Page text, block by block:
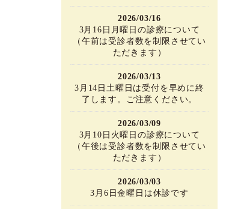
2026/03/16
3月16日月曜日の診療について
（午前は受診者数を制限させてい
ただきます）
2026/03/13
3月14日土曜日は受付を早めに終
了します。ご注意ください。
2026/03/09
3月10日火曜日の診療について
（午後は受診者数を制限させてい
ただきます）
2026/03/03
3月6日金曜日は休診です